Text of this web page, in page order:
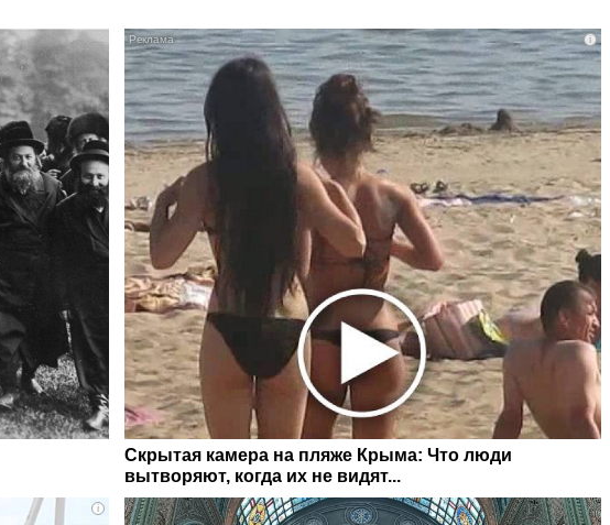
i
Скрытая камера на пляже Крыма: Что люди
вытворяют, когда их не видят...
i